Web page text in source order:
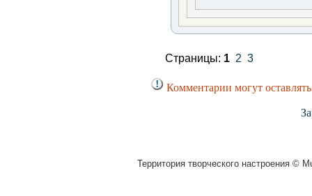
Страницы: 1 2 3
Комментарии могут
Территория творческого настроения ©